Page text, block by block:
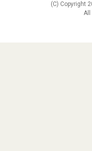
(C) Copyright
All